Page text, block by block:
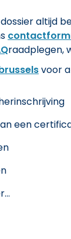
altijd
raadplegen,
voor
een